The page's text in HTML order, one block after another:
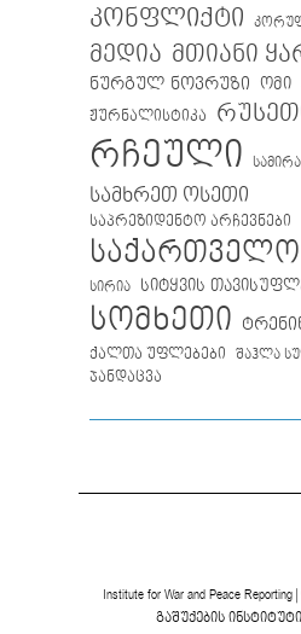
კონფლიქტი
მედია მთიანი
ნურგულ ნოვრუზი ომი
ჟურნალისტიკა
რჩეული
სამხრეთ ოსეთი
საპრეზიდენტო არჩევნები
საქართველო
სირია სიტყვის
სომხეთი
ქალთა უფლებები შაჰლა
ჯანდაცვა
Institute for War and Peace Reporting|
გაშუქების ინსტიტუტი